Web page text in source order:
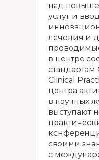
над
услуг и
лечения и
в центре
стандартам
Clinical
центра
в научных
выступают
своими
с